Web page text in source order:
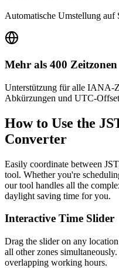
Automatische Umstellung auf
Mehr als 400 Zeitzonen
Unterstützung für alle IANA-
Abkürzungen und UTC-
How to Use the
Converter
Easily coordinate between
tool. Whether you're
our tool handles all the
daylight saving time for you.
Interactive Time Slider
Drag the slider on any
all other zones
overlapping working hours.